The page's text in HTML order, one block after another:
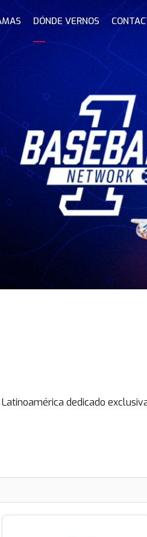
DÓNDE VERNOS
dedicado